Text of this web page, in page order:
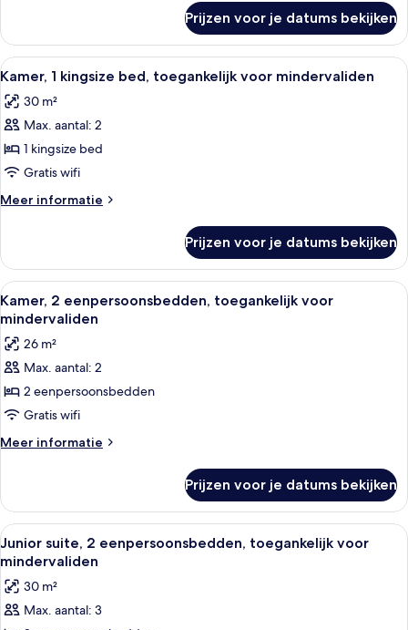
suite,
kingsize
Prijzen voor je datums bekijken
Alle
foto's
voor
Kamer,
1
kingsize
bed,
toegankelijk
mindervaliden
laden
Een hotelkamer met een groot bed,
6
Kamer, 1 kingsize bed, toegankelijk voor mindervaliden
30 m²
Max. aantal: 2
1 kingsize bed
Gratis wifi
Meer informatie
Meer
1
kingsize
bed,
toegankelijk
mindervaliden
Prijzen voor je datums bekijken
Alle
foto's
voor
Kamer,
2
eenpersoonsbedden,
toegankelijk
voor
Donzen dekbedden, een minibar,
6
Kamer, 2 eenpersoonsbedden, toegankelijk voor
mindervaliden
26 m²
Max. aantal: 2
2 eenpersoonsbedden
Gratis wifi
Meer informatie
Meer
2
eenpersoonsbedden,
toegankelijk
voor
Prijzen voor je datums bekijken
Alle
foto's
voor
Junior
suite,
Een hotelkamer met een bureau,
9
Junior suite, 2 eenpersoonsbedden, toegankelijk voor
mindervaliden
30 m²
Max. aantal: 3